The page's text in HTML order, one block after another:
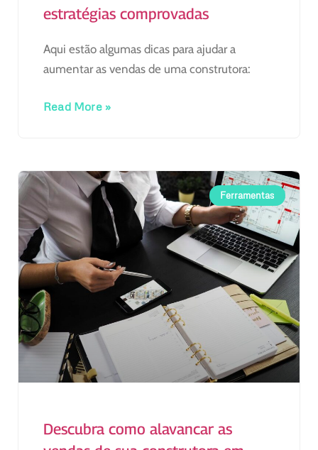
estratégias comprovadas
Aqui estão algumas dicas para ajudar a
aumentar as vendas de uma construtora:
Read More »
Ferramentas
Descubra como alavancar as